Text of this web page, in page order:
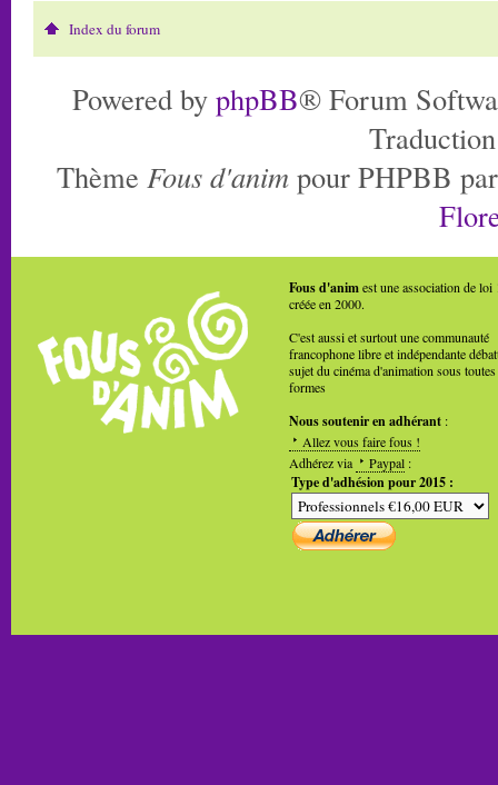
Index du forum
Powered by phpBB® Forum
Thème Fous d'anim pour PHPBB
Fous d'animest une association de loi
créée en 2000.
C'est aussi et surtout une communauté
francophone libre et indépendante
sujet du cinéma d'animation sous toutes
formes
Nous soutenir en adhérant :
Allez vous faire fous !
Adhérez via
Paypal :
Type d'adhésion pour 2015 :